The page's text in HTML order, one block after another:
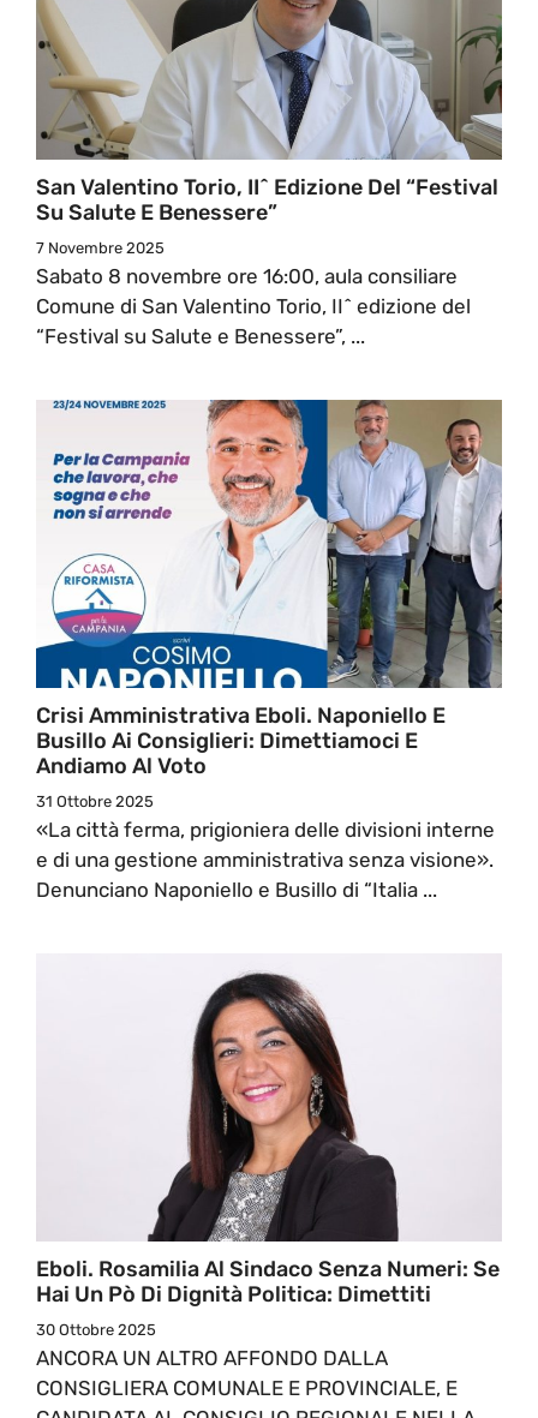
San Valentino Torio, II^ Edizione Del “Festival
Su Salute E Benessere”
7 Novembre 2025
Sabato 8 novembre ore 16:00, aula consiliare
Comune di San Valentino Torio, II^ edizione del
“Festival su Salute e Benessere”, ...
Crisi Amministrativa Eboli. Naponiello E
Busillo Ai Consiglieri: Dimettiamoci E
Andiamo Al Voto
31 Ottobre 2025
«La città ferma, prigioniera delle divisioni interne
e di una gestione amministrativa senza visione».
Denunciano Naponiello e Busillo di “Italia ...
Eboli. Rosamilia Al Sindaco Senza Numeri: Se
Hai Un Pò Di Dignità Politica: Dimettiti
30 Ottobre 2025
ANCORA UN ALTRO AFFONDO DALLA
CONSIGLIERA COMUNALE E PROVINCIALE, E